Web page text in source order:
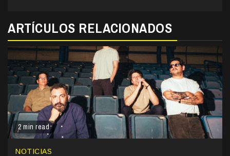
ARTÍCULOS RELACIONADOS
2 min read
NOTICIAS